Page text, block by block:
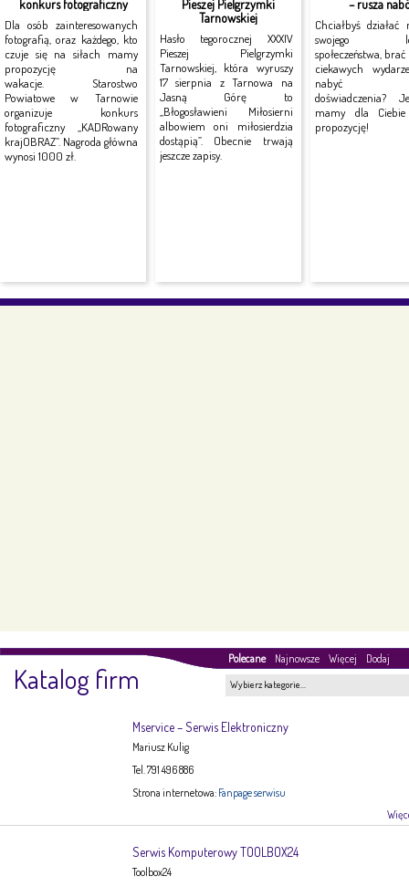
konkurs fotograficzny
Dla osób zainteresowanych
fotografią, oraz każdego, kto
czuje się na siłach mamy
propozycję na
wakacje. Starostwo
Powiatowe w Tarnowie
organizuje konkurs
fotograficzny „KADRowany
krajOBRAZ”. Nagroda główna
wynosi 1000 zł.
Pieszej Pielgrzymki
Tarnowskiej
Hasło tegorocznej XXXIV
Pieszej Pielgrzymki
Tarnowskiej, która wyruszy
17 sierpnia z Tarnowa na
Jasną Górę to
„Błogosławieni Miłosierni
albowiem oni miłosierdzia
dostąpią”. Obecnie trwają
jeszcze zapisy.
– rusza
Chciałbyś działać
swojego
społeczeństwa,
ciekawych
nabyć
doświadczenia?
mamy dla Ciebie
propozycję!
Polecane Najnowsze Więcej Dodaj
Katalog firm Wybierz kategorie…
Mservice – Serwis Elektroniczny
Mariusz Kulig
Tel. 791 496 886
Strona internetowa: Fanpage serwisu
Serwis Komputerowy TOOLBOX24
Toolbox24